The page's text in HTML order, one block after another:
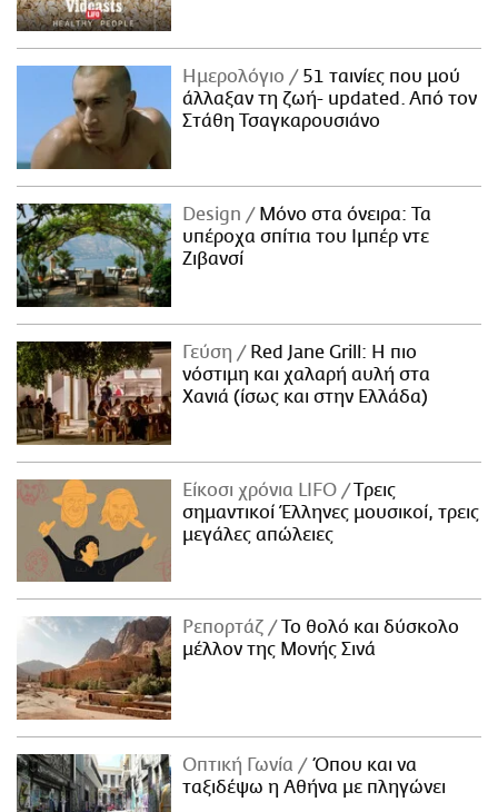
Ημερολόγιο
51 ταινίες που μού
άλλαξαν τη ζωή- updated. Aπό τον
Στάθη Τσαγκαρουσιάνο
Design
Μόνο στα όνειρα: Τα
υπέροχα σπίτια του Ιμπέρ ντε
Ζιβανσί
Γεύση
Red Jane Grill: Η πιο
νόστιμη και χαλαρή αυλή στα
Χανιά (ίσως και στην Ελλάδα)
Είκοσι χρόνια LIFO
Tρεις
σημαντικοί Έλληνες μουσικοί, τρεις
μεγάλες απώλειες
Ρεπορτάζ
Το θολό και δύσκολο
μέλλον της Μονής Σινά
Οπτική Γωνία
Όπου και να
ταξιδέψω η Αθήνα με πληγώνει